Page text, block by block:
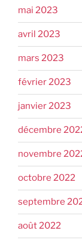
mai 2023
avril 2023
mars 2023
février 2023
janvier 2023
décembre
novembre
octobre 2022
septembre
août 2022